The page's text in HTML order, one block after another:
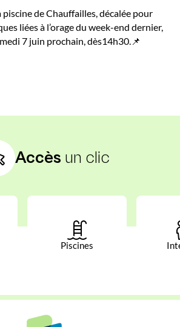
piscine de Chauffailles, décalée pour
liées à l’orage du week-end dernier,
7 juin prochain, dès14h30.📌
Accès un clic
Piscines